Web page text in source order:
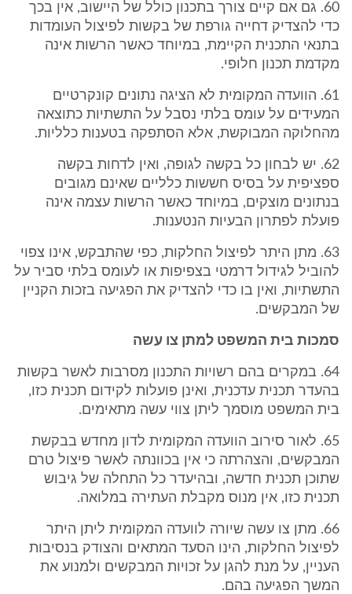
60. גם אם קיים צורך בתכנון כולל של היישוב, אין בכך
כדי להצדיק דחייה גורפת של בקשות לפיצול העומדות
בתנאי התכנית הקיימת, במיוחד כאשר הרשות אינה
מקדמת תכנון חלופי.
61. הוועדה המקומית לא הציגה נתונים קונקרטיים
המעידים על עומס בלתי נסבל על התשתיות כתוצאה
מהחלוקה המבוקשת, אלא הסתפקה בטענות כלליות.
62. יש לבחון כל בקשה לגופה, ואין לדחות בקשה
ספציפית על בסיס חששות כלליים שאינם מגובים
בנתונים מוצקים, במיוחד כאשר הרשות עצמה אינה
פועלת לפתרון הבעיות הנטענות.
63. מתן היתר לפיצול החלקות, כפי שהתבקש, אינו צפוי
להוביל לגידול דרמטי בצפיפות או לעומס בלתי סביר על
התשתיות, ואין בו כדי להצדיק את הפגיעה בזכות הקניין
של המבקשים.
סמכות בית המשפט למתן צו עשה
64. במקרים בהם רשויות התכנון מסרבות לאשר בקשות
בהעדר תכנית עדכנית, ואינן פועלות לקידום תכנית כזו,
בית המשפט מוסמך ליתן צווי עשה מתאימים.
65. לאור סירוב הוועדה המקומית לדון מחדש בבקשת
המבקשים, והצהרתה כי אין בכוונתה לאשר פיצול טרם
שתוכן תכנית חדשה, ובהיעדר כל התחלה של גיבוש
תכנית כזו, אין מנוס מקבלת העתירה במלואה.
66. מתן צו עשה שיורה לוועדה המקומית ליתן היתר
לפיצול החלקות, הינו הסעד המתאים והצודק בנסיבות
העניין, על מנת להגן על זכויות המבקשים ולמנוע את
המשך הפגיעה בהם.